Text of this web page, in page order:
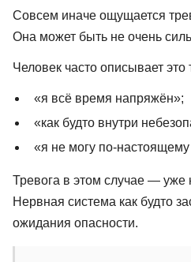
Совсем иначе ощущается
Она может быть не очень
Человек часто описывает это
«я всё время напряжён»;
«как будто внутри
«я не могу по-настоящему
Тревога в этом случае — уже
Нервная система как будто
ожидания опасности.